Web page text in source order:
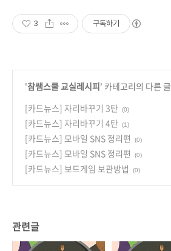
3 구독하기
'참쌤스쿨 교실레시피' 카테고리의 다른 글
[카드뉴스] 자리바꾸기 3탄
(0)
[카드뉴스] 자리바꾸기 4탄 (1)
[카드뉴스] 모바일 SNS 정리편 (0)
[카드뉴스] 모바일 SNS 정리편 (0)
[카드뉴스] 보드게임 보관방법 (0)
관련글